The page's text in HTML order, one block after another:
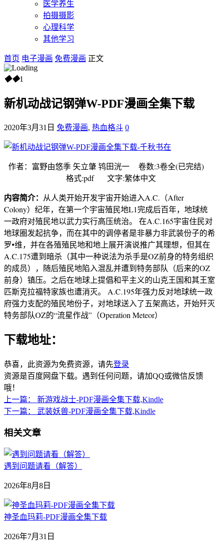
医学养生
拍摄摄影
心理科学
其他学习
首页 电子漫画 免费漫画 正文
◆◆1
新机动战记钢弹W-PDF漫画全集下载
2020年3月31日 免费漫画, 热血格斗 0
作者：富野由悠季 矢立肇 鸨田洸一 卷数:3卷全(已完结)
格式:pdf 文字:繁体中文
内容简介： 从人类开始开发宇宙开始进入A.C.（After
Colony）纪年，在第一个宇宙殖民地L1完成后百年，地球统
一政府对殖民地以武力实行高压统治。 在A.C.165宇宙住民对
地球圈发起抗争，而在其中的调停者是非暴力非武装份子的希
罗•维，并在各殖殖民地和地上展开演说推广其理想，但其在
A.C.175遭到暗杀（其中一种说法为杀手是OZ前身的特务组织
的成员），随后殖民地陷入混乱并遭到特务部队（后来的OZ
前身）镇压。之后在地球上提倡和平主义的山克王国和其王室
匹斯克拉福特家族也遭消灭。 A.C.195年强力反对地球统一政
府强力支配的殖民地份子，对地球送入了五架高达，开始歼灭
特务部队OZ的“流星作战”（Operation Meteor）
下载地址：
恭喜，此资源为免费资源，请先登录
资源是百度网盘下载。遇到任何问题，请加QQ或微信反馈
哦！
上一篇：
新游戏战士-PDF漫画全集下载,Kindle
下一篇：
武装妖兽-PDF漫画全集下载,Kindle
相关文章
遇到问题请看（解答）
2026年8月8日
神圣血玛莉-PDF漫画全集下载
2026年7月31日